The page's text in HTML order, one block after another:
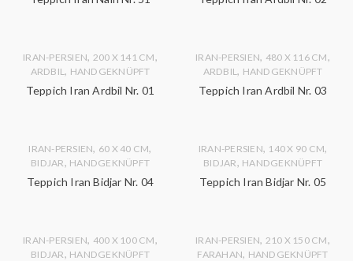
IRAN-PERSIEN, 200 X 141 CM,
ARDBIL, HANDGEKNÜPFT
Teppich Iran Ardbil Nr. 01
IRAN-PERSIEN, 480 X 116 CM,
ARDBIL, HANDGEKNÜPFT
Teppich Iran Ardbil Nr. 03
IRAN-PERSIEN, 60 X 40 CM,
BIDJAR, HANDGEKNÜPFT
Teppich Iran Bidjar Nr. 04
IRAN-PERSIEN, 140 X 90 CM,
BIDJAR, HANDGEKNÜPFT
Teppich Iran Bidjar Nr. 05
IRAN-PERSIEN, 400 X 100 CM,
BIDJAR, HANDGEKNÜPFT
IRAN-PERSIEN, 210 X 150 CM,
FARAHAN, HANDGEKNÜPFT